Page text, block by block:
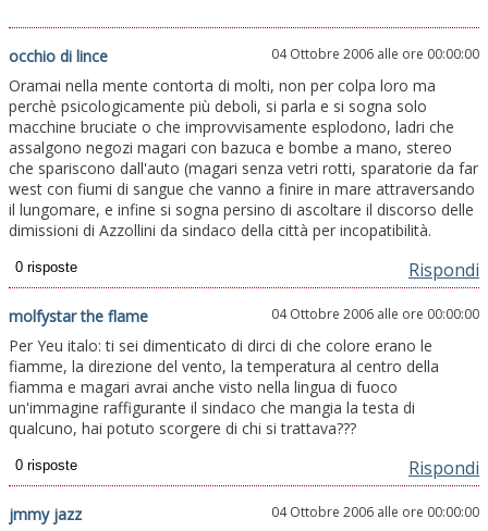
occhio di lince 04 Ottobre 2006 alle ore 00:00:00
Oramai nella mente contorta di molti, non per colpa loro ma
perchè psicologicamente più deboli, si parla e si sogna solo
macchine bruciate o che improvvisamente esplodono, ladri che
assalgono negozi magari con bazuca e bombe a mano, stereo
che spariscono dall'auto (magari senza vetri rotti, sparatorie da far
west con fiumi di sangue che vanno a finire in mare attraversando
il lungomare, e infine si sogna persino di ascoltare il discorso delle
dimissioni di Azzollini da sindaco della città per incopatibilità.
Rispondi
molfystar the flame 04 Ottobre 2006 alle ore 00:00:00
Per Yeu italo: ti sei dimenticato di dirci di che colore erano le
fiamme, la direzione del vento, la temperatura al centro della
fiamma e magari avrai anche visto nella lingua di fuoco
un'immagine raffigurante il sindaco che mangia la testa di
qualcuno, hai potuto scorgere di chi si trattava???
Rispondi
jmmy jazz 04 Ottobre 2006 alle ore 00:00:00